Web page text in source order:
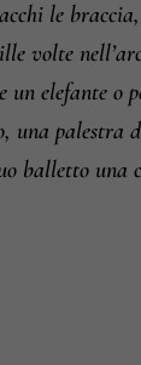
le
volte
un elefante o
una
balletto una